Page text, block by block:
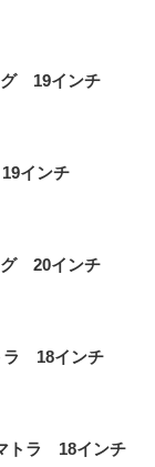
グ 19インチ
インチ
グ 20インチ
ラ 18インチ
トラ 18インチ